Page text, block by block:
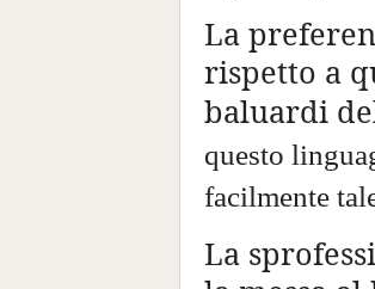
La
rispetto a
baluardi
questo
facilmente
La